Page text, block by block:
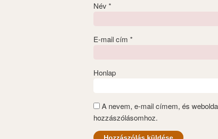
Név *
E-mail cím *
Honlap
A nevem, e-mail címem, és
hozzászólásomhoz.